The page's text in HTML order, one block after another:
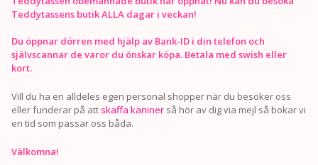
Teddytassens butik ALLA dagar i veckan!
Du öppnar dörren med hjälp av Bank-ID i din telefon och
självscannar de varor du önskar köpa. Betala med swish eller
kort.
Vill du ha en alldeles egen personal shopper när du besöker oss
eller funderar på att skaffa kaniner så hör av dig via mejl så bokar vi
en tid som passar oss båda.
Välkomna!